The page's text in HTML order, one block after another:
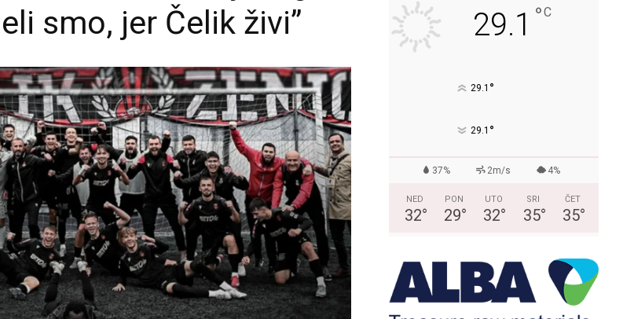
smo, jer Čelik živi”
29.1 °C
29.1 °
29.1 °
37% 2m/s 4%
NED
32°
PON
29°
UTO
32°
SRI
35°
ČET
35°